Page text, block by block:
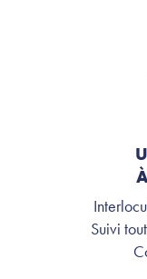
Nous vous
Suivi